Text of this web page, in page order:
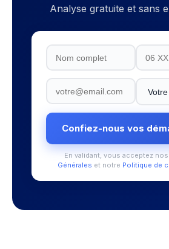
Analyse gratuite et sans
Confiez-nous vos
En validant, vous acceptez nos
Générales et notre Politique de